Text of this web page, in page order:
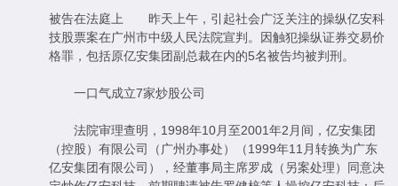
被告在法庭上 昨天上午，引起社会广泛关注的操纵亿安科
技股票案在广州市中级人民法院宣判。因触犯操纵证券交易价
格罪，包括原亿安集团副总裁在内的5名被告均被判刑。
一口气成立7家炒股公司
法院审理查明，1998年10月至2001年2月间，亿安集团
（控股）有限公司（广州办事处）（1999年11月转换为广东
亿安集团有限公司），经董事局主席罗成（另案处理）同意决